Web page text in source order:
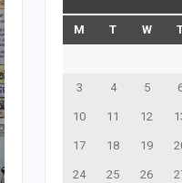
M T W
3 4 5
10 11 12
17 18 19
24 25 26